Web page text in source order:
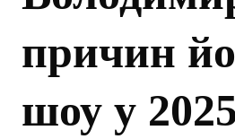
причин
шоу у